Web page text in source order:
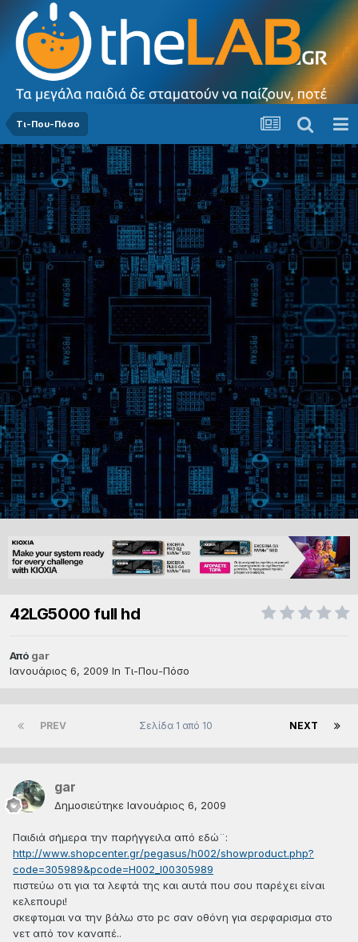
Τι-Που-Πόσο
42LG5000 full hd
Από gar
Ιανουάριος 6, 2009 In Τι-Που-Πόσο
PREV NEXT
Σελίδα 1 από 10
gar
Δημοσιεύτηκε Ιανουάριος 6, 2009
Παιδιά σήμερα την παρήγγειλα από εδώ¨:
http://www.shopcenter.gr/pegasus/h002/showproduct.php?
code=305989&pcode=H002_I00305989
πιστεύω οτι για τα λεφτά της και αυτά που σου παρέχει είναι
κελεπουρι!
σκεφτομαι να την βάλω στο pc σαν οθόνη για σερφαρισμα στο
νετ από τον καναπέ..